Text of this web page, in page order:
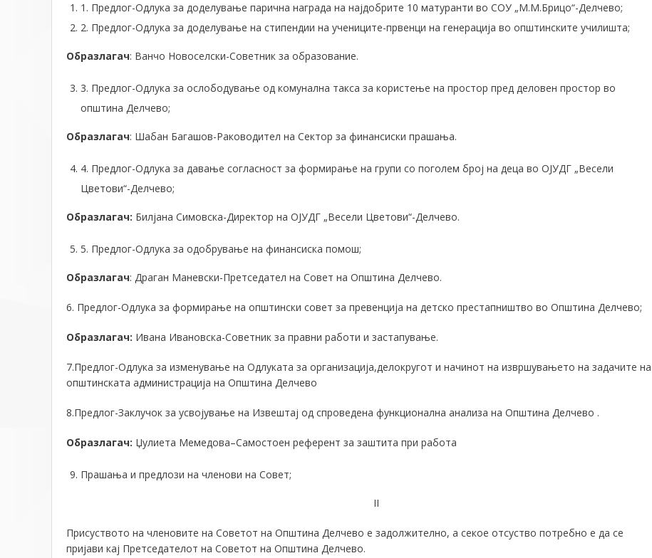
1. Предлог-Одлука за доделување парична награда на најдобрите 10 матуранти во СОУ „М.М.Брицо“-Делчево;
2. Предлог-Одлука за доделување на стипендии на учениците-првенци на генерација во општинските училишта;
Образлагач: Ванчо Новоселски-Советник за образование.
3. Предлог-Одлука за ослободување од комунална такса за користење на простор пред деловен простор во
општина Делчево;
Образлагач: Шабан Багашов-Раководител на Сектор за финансиски прашања.
4. Предлог-Одлука за давање согласност за формирање на групи со поголем број на деца во ОЈУДГ „Весели
Цветови“-Делчево;
Образлагач: Билјана Симовска-Директор на ОЈУДГ „Весели Цветови“-Делчево.
5. Предлог-Одлука за одобрување на финансиска помош;
Образлагач: Драган Маневски-Претседател на Совет на Општина Делчево.
6. Предлог-Одлука за формирање на општински совет за превенција на детско престапништво во Општина Делчево;
Образлагач: Ивана Ивановска-Советник за правни работи и застапување.
7.Предлог-Одлука за изменување на Одлуката за организација,делокругот и начинот на извршувањето на задачите на
општинската администрација на Општина Делчево
8.Предлог-Заклучок за усвојување на Извештај од спроведена функционална анализа на Општина Делчево .
Образлагач: Џулиета Мемедова–Самостоен референт за заштита при работа
Прашања и предлози на членови на Совет;
II
Присуството на членовите на Советот на Општина Делчево е задолжително, а секое отсуство потребно е да се
пријави кај Претседателот на Советот на Општина Делчево.